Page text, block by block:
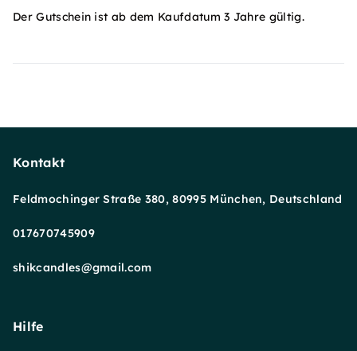
Der Gutschein ist ab dem Kaufdatum 3 Jahre gültig.
Kontakt
Feldmochinger Straße 380, 80995 München, Deutschland
017670745909
shikcandles@gmail.com
Hilfe